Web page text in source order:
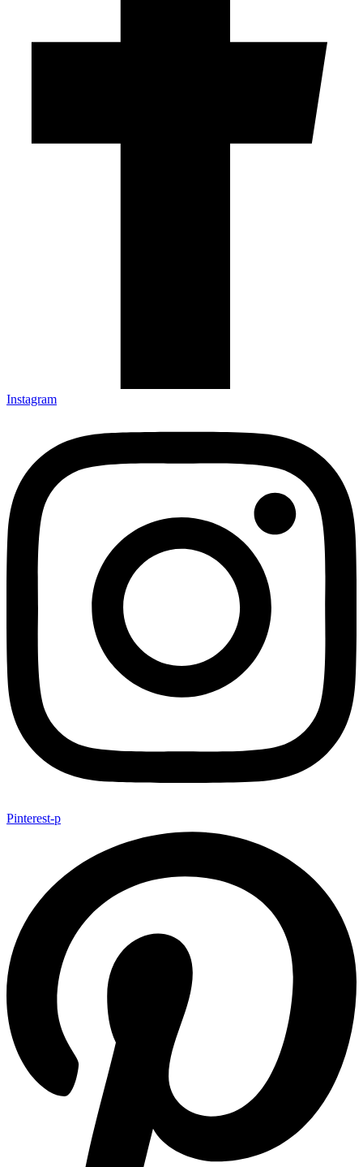
Instagram
Pinterest-p